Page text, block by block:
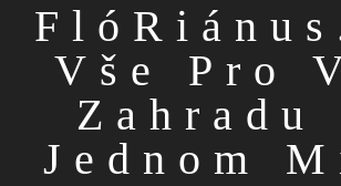
Vše Pro
Zahradu
Jednom